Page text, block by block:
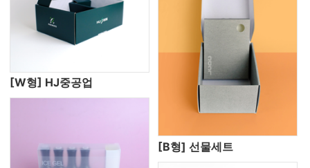
[W형] HJ중공업
[B형] 선물세트